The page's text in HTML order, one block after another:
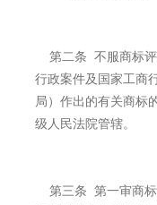
第二条 不服商标评
行政案件及国家工商
局）作出的有关商标
级人民法院管辖。
第三条 第一审商标